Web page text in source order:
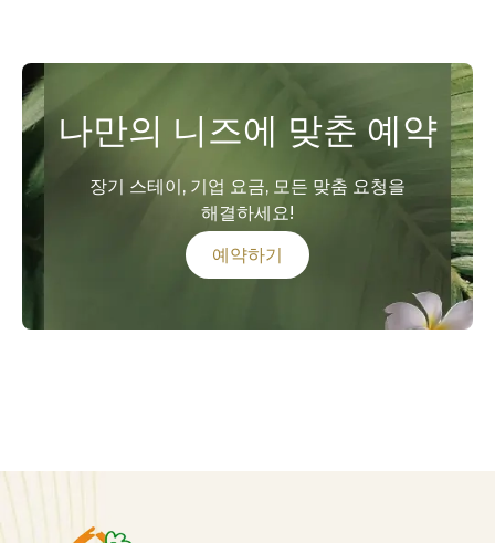
나만의 니즈에 맞춘 예약
장기 스테이, 기업 요금, 모든 맞춤 요청을
해결하세요!
예약하기